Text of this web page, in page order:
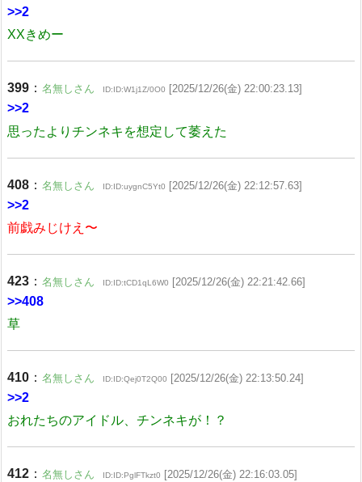
>>2
XXきめー
399 ： 名無しさん ID:ID:W1j1Z/0O0 [2025/12/26(金) 22:00:23.13]
>>2
思ったよりチンネキを想定して萎えた
408 ： 名無しさん ID:ID:uygnC5Yt0 [2025/12/26(金) 22:12:57.63]
>>2
前戯みじけえ〜
423 ： 名無しさん ID:ID:tCD1qL6W0 [2025/12/26(金) 22:21:42.66]
>>408
草
410 ： 名無しさん ID:ID:Qej0T2Q00 [2025/12/26(金) 22:13:50.24]
>>2
おれたちのアイドル、チンネキが！？
412 ： 名無しさん ID:ID:PglFTkzt0 [2025/12/26(金) 22:16:03.05]